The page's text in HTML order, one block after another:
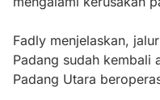
Fadly menjelaskan,
Padang sudah kembali
Padang Utara